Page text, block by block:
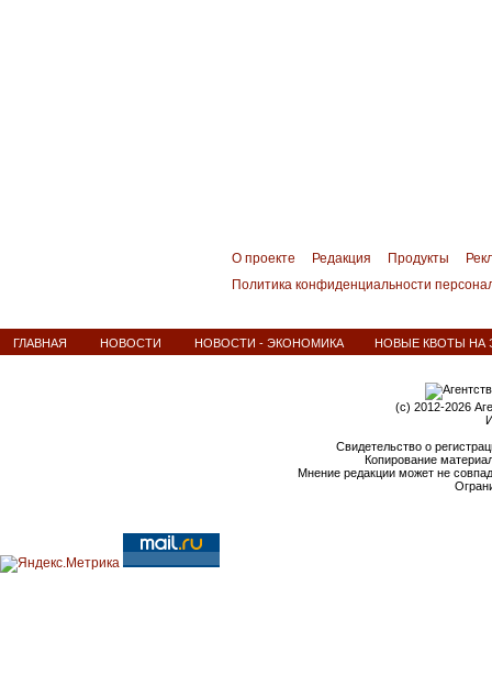
О проекте Редакция Продукты
Политика конфиденциальности
ГЛАВНАЯ НОВОСТИ НОВОСТИ - ЭКОНОМИКА НОВЫЕ КВОТЫ НА
(c) 2012-2026
Свидетельство о
Копирование
Мнение редакции может не